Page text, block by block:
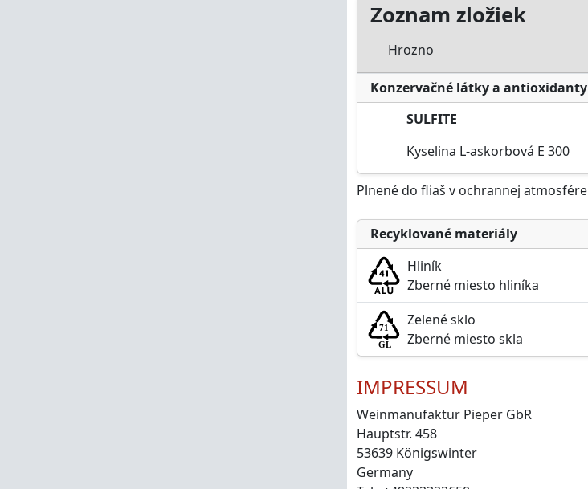
Zoznam zložiek
Hrozno
Konzervačné látky a antioxidanty
SULFITE
Kyselina L-askorbová E 300
Plnené do fliaš v ochrannej atmosfére
Recyklované materiály
Hliník
Zberné miesto hliníka
Zelené sklo
Zberné miesto skla
IMPRESSUM
Weinmanufaktur Pieper GbR
Hauptstr. 458
53639 Königswinter
Germany